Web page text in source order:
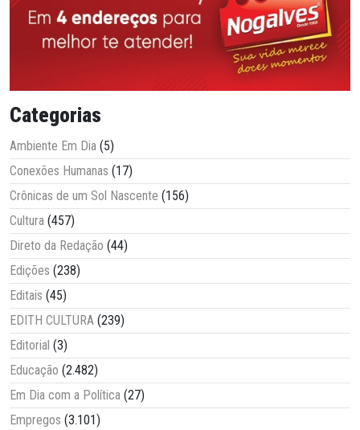
Categorias
Ambiente Em Dia (5)
Conexões Humanas (17)
Crônicas de um Sol Nascente (156)
Cultura (457)
Direto da Redação (44)
Edições (238)
Editais (45)
EDITH CULTURA (239)
Editorial (3)
Educação (2.482)
Em Dia com a Política (27)
Empregos (3.101)